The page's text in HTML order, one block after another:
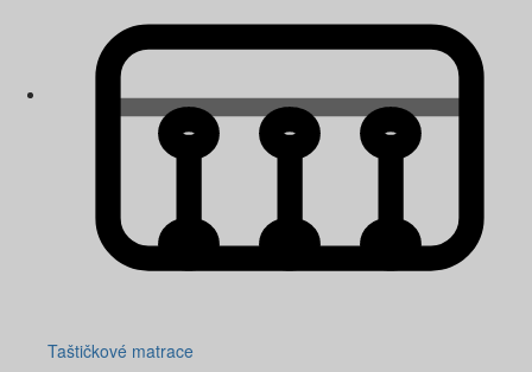
Taštičkové matrace